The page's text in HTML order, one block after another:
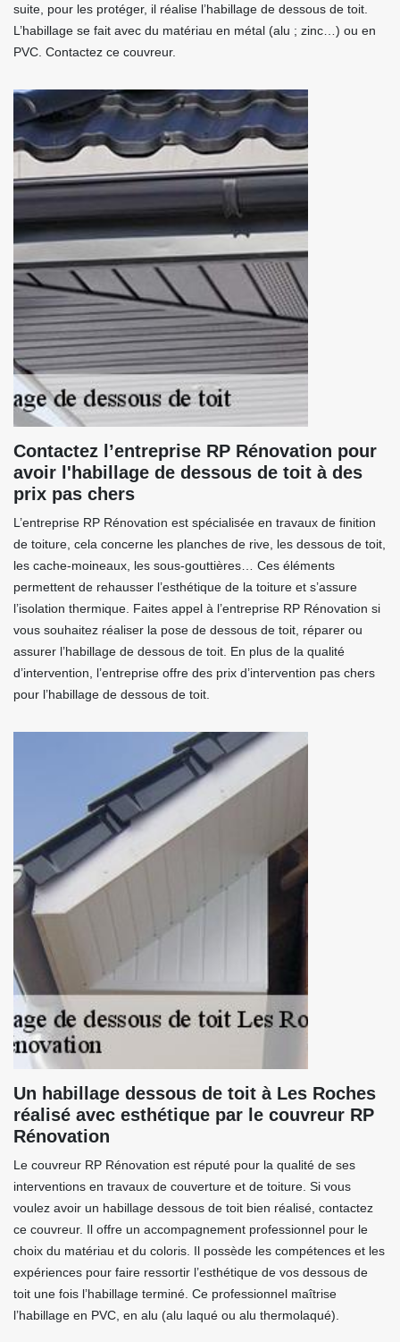
suite, pour les protéger, il réalise l’habillage de dessous de toit.
L’habillage se fait avec du matériau en métal (alu ; zinc…) ou en
PVC. Contactez ce couvreur.
Contactez l’entreprise RP Rénovation pour
avoir l'habillage de dessous de toit à des
prix pas chers
L’entreprise RP Rénovation est spécialisée en travaux de finition
de toiture, cela concerne les planches de rive, les dessous de toit,
les cache-moineaux, les sous-gouttières… Ces éléments
permettent de rehausser l’esthétique de la toiture et s’assure
l’isolation thermique. Faites appel à l’entreprise RP Rénovation si
vous souhaitez réaliser la pose de dessous de toit, réparer ou
assurer l’habillage de dessous de toit. En plus de la qualité
d’intervention, l’entreprise offre des prix d’intervention pas chers
pour l’habillage de dessous de toit.
Un habillage dessous de toit à Les Roches
réalisé avec esthétique par le couvreur RP
Rénovation
Le couvreur RP Rénovation est réputé pour la qualité de ses
interventions en travaux de couverture et de toiture. Si vous
voulez avoir un habillage dessous de toit bien réalisé, contactez
ce couvreur. Il offre un accompagnement professionnel pour le
choix du matériau et du coloris. Il possède les compétences et les
expériences pour faire ressortir l’esthétique de vos dessous de
toit une fois l’habillage terminé. Ce professionnel maîtrise
l’habillage en PVC, en alu (alu laqué ou alu thermolaqué).